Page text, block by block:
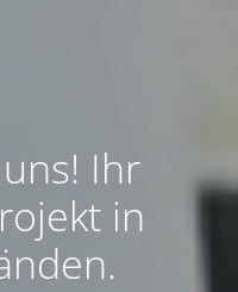
Ihr
in